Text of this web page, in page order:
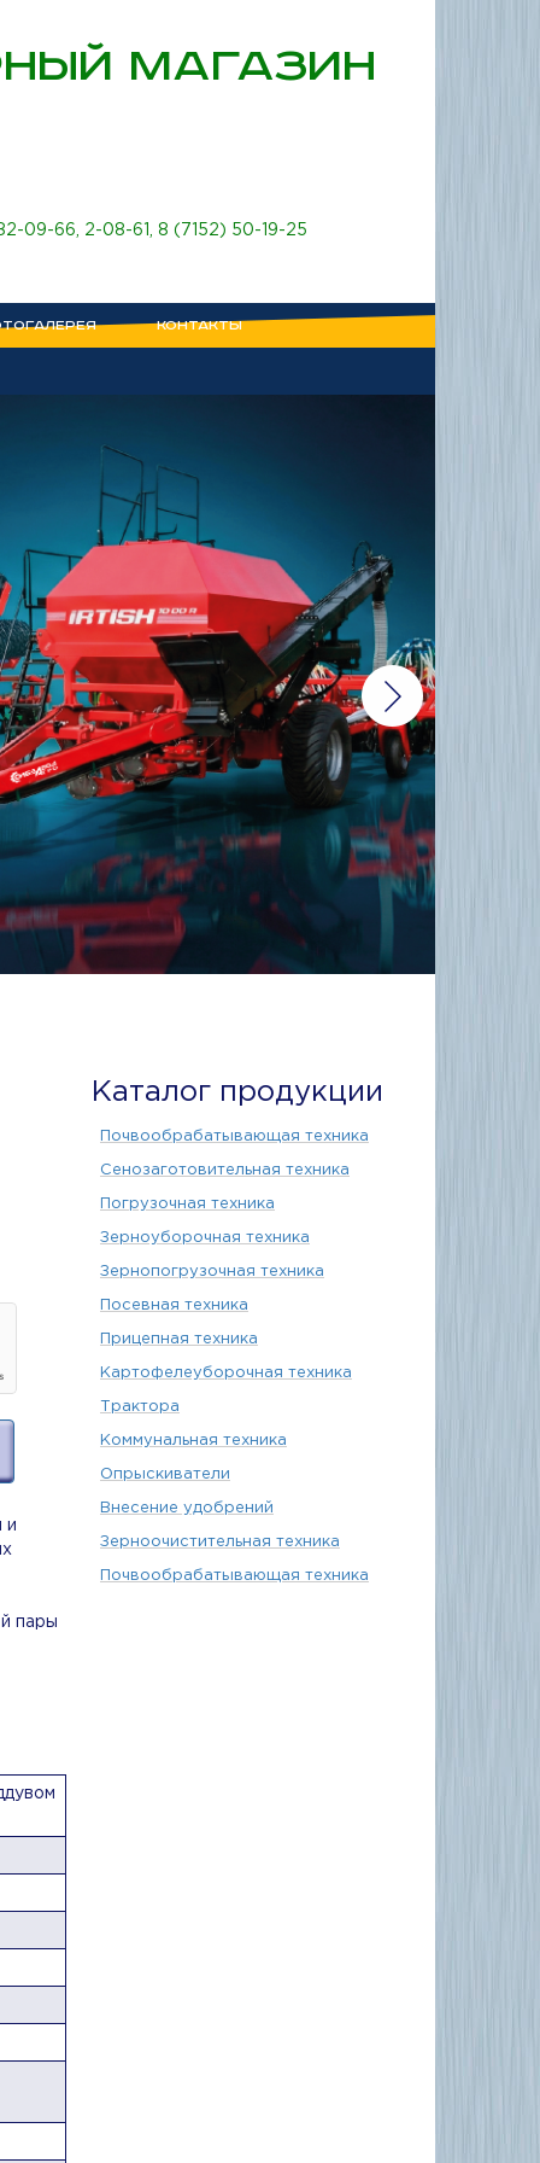
МАГАЗИН
09-66 2-08-61 8 (7152) 50-19-25
КОНТАКТЫ
и
пары
Каталог продукции
Почвообрабатывающая техника
Сенозаготовительная техника
Погрузочная техника
Зерноуборочная техника
Зернопогрузочная техника
Посевная техника
Прицепная техника
Картофелеуборочная техника
Трактора
Коммунальная техника
Опрыскиватели
Внесение удобрений
Зерноочистительная техника
Почвообрабатывающая техника